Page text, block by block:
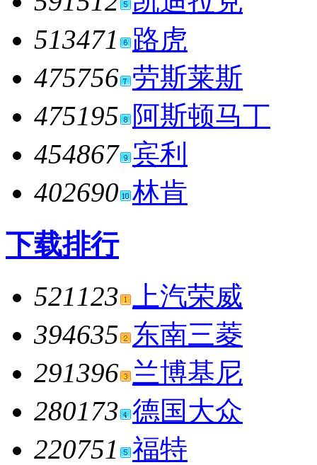
513471
路虎
475756 劳斯莱斯
475195 阿斯顿马丁
454867 宾利
402690 林肯
下载排行
521123
上汽荣威
394635 东南三菱
291396 兰博基尼
280173 德国大众
220751 福特